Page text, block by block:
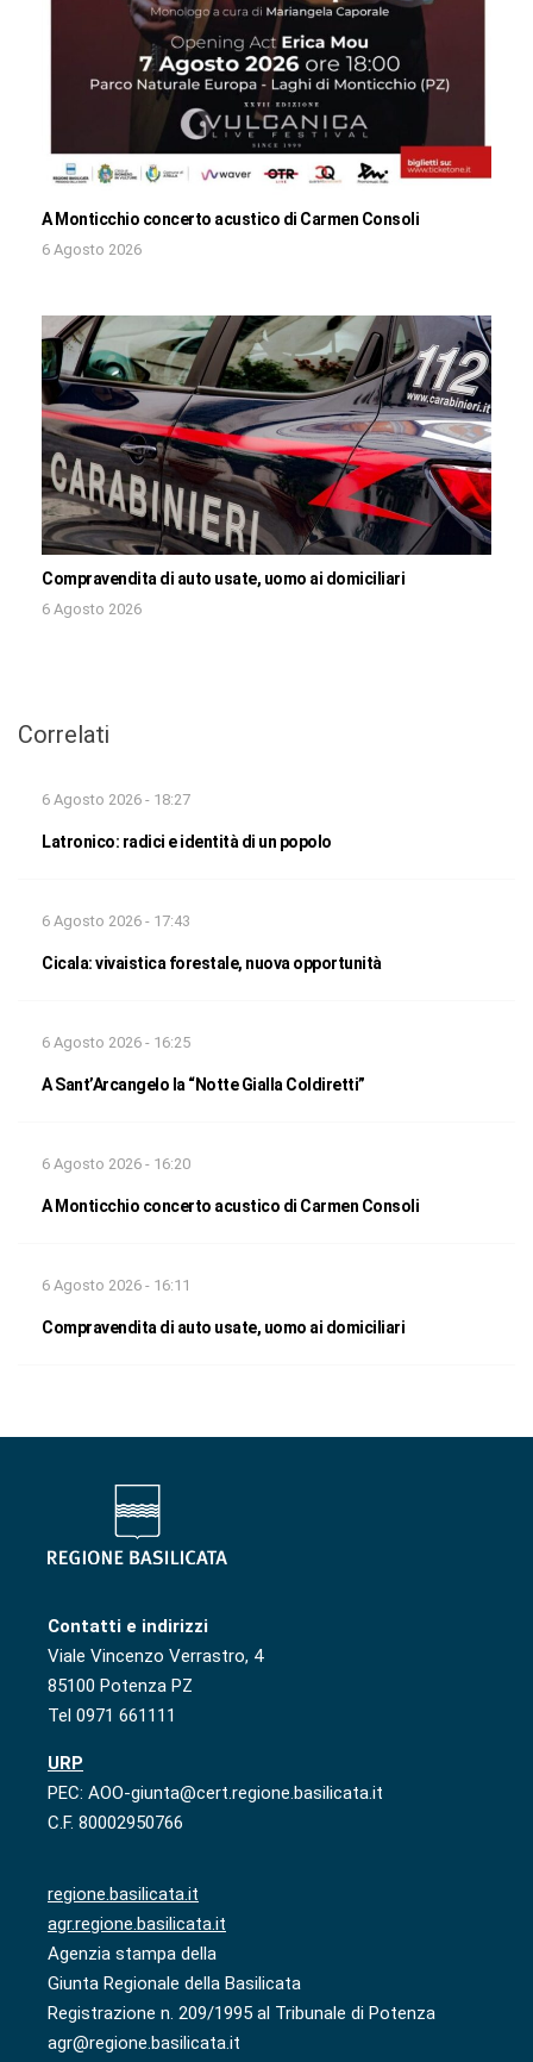
A Monticchio concerto acustico di Carmen Consoli
6 Agosto 2026
Compravendita di auto usate, uomo ai domiciliari
6 Agosto 2026
Correlati
6 Agosto 2026 - 18:27
Latronico: radici e identità di un popolo
6 Agosto 2026 - 17:43
Cicala: vivaistica forestale, nuova opportunità
6 Agosto 2026 - 16:25
A Sant’Arcangelo la “Notte Gialla Coldiretti”
6 Agosto 2026 - 16:20
A Monticchio concerto acustico di Carmen Consoli
6 Agosto 2026 - 16:11
Compravendita di auto usate, uomo ai domiciliari
Contatti e indirizzi
Viale Vincenzo Verrastro, 4
85100 Potenza PZ
Tel 0971 661111
URP
PEC: AOO-giunta@cert.regione.basilicata.it
C.F. 80002950766
regione.basilicata.it
agr.regione.basilicata.it
Agenzia stampa della
Giunta Regionale della Basilicata
Registrazione n. 209/1995 al Tribunale di Potenza
agr@regione.basilicata.it